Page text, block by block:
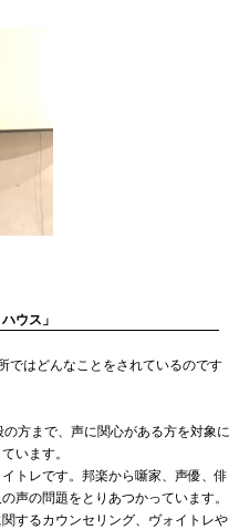
ウス」
ではどんなことをされているのです
方まで、声に関心がある方を対象に
います。
トレです。邦楽から噺家、声優、俳
声の問題をとりあつかっています。
するカウンセリング、ヴォイトレや